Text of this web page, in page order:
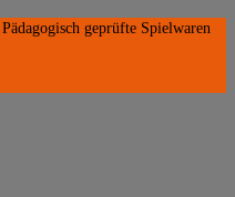
Pädagogisch geprüfte Spielwaren